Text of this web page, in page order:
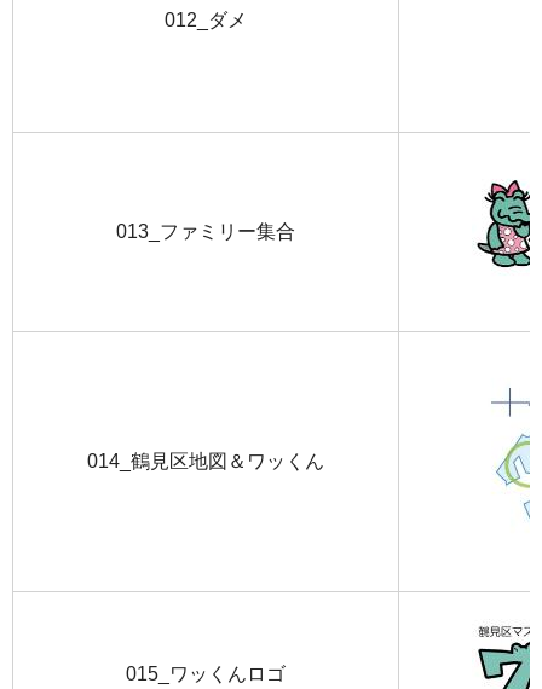
012_ダメ
013_ファミリー集合
014_鶴見区地図＆ワッくん
015_ワッくんロゴ